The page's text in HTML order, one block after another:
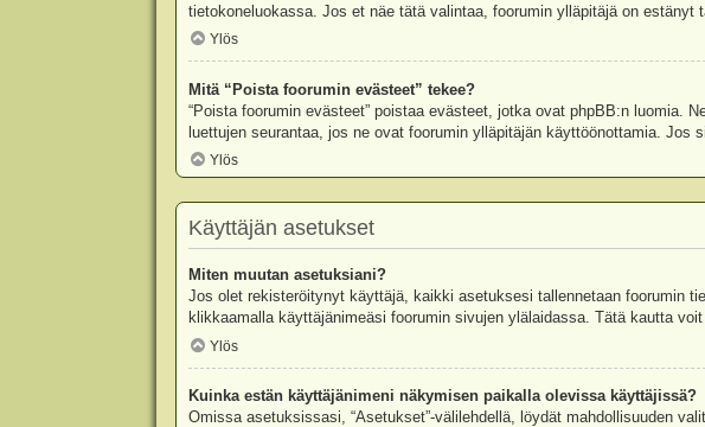
tietokoneluokassa. Jos et näe tätä valintaa, foorumin ylläpitäjä on estänyt
Ylös
Mitä “Poista foorumin evästeet” tekee?
“Poista foorumin evästeet” poistaa evästeet, jotka ovat phpBB:n luomia.
luettujen seurantaa, jos ne ovat foorumin ylläpitäjän käyttöönottamia. Jos
Ylös
Käyttäjän asetukset
Miten muutan asetuksiani?
Jos olet rekisteröitynyt käyttäjä, kaikki asetuksesi tallennetaan foorumin
klikkaamalla käyttäjänimeäsi foorumin sivujen ylälaidassa. Tätä kautta
Ylös
Kuinka estän käyttäjänimeni näkymisen paikalla olevissa käyttäjissä?
Omissa asetuksissasi, “Asetukset”-välilehdellä, löydät mahdollisuuden